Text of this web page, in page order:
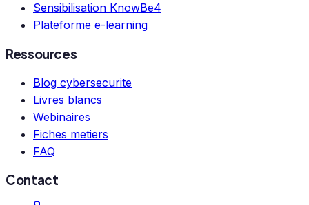
Sensibilisation KnowBe4
Plateforme e-learning
Ressources
Blog cybersecurite
Livres blancs
Webinaires
Fiches metiers
FAQ
Contact